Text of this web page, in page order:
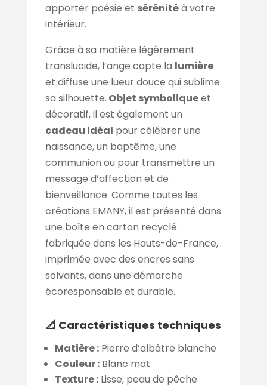
apporter poésie et sérénitéà votre
intérieur.
Grâce à sa matière légèrement
translucide, l’ange capte la lumière
et diffuse une lueur douce qui sublime
sa silhouette. Objet symboliqueet
décoratif, il est également un
cadeau idéal pour célébrer une
naissance, un baptême, une
communion ou pour transmettre un
message d’affection et de
bienveillance. Comme toutes les
créations EMANY, il est présenté dans
une boîte en carton recyclé
fabriquée dans les Hauts-de-France,
imprimée avec des encres sans
solvants, dans une démarche
écoresponsable et durable.
📐 Caractéristiques techniques
Matière :Pierre d’albâtre blanche
Couleur :Blanc mat
Texture :Lisse, peau de pêche